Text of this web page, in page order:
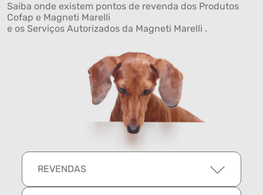
Saiba onde existem pontos de revenda dos Produtos
Cofap e Magneti Marelli
e os Serviços Autorizados da Magneti Marelli .
REVENDAS